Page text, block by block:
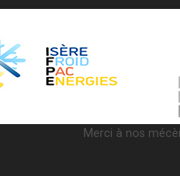
Merci à nos